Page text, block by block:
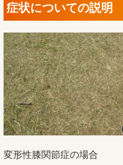
症状についての説明
変形性膝関節症の場合